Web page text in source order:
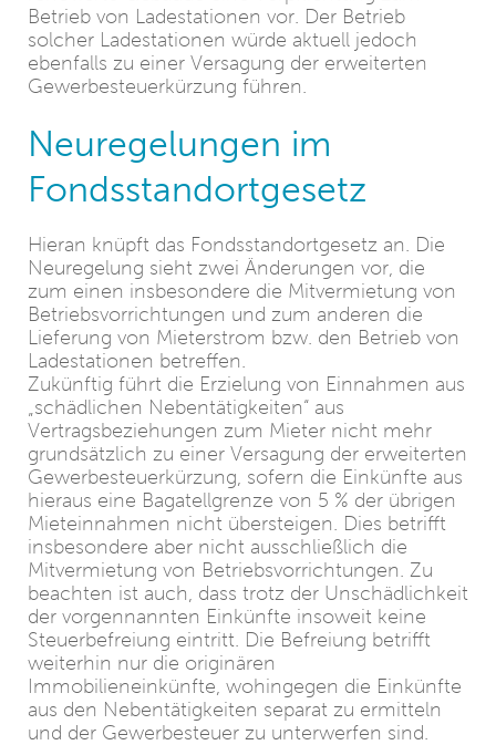
Betrieb von Ladestationen vor. Der Betrieb
solcher Ladestationen würde aktuell jedoch
ebenfalls zu einer Versagung der erweiterten
Gewerbesteuerkürzung führen.
Neuregelungen im
Fondsstandortgesetz
Hieran knüpft das Fondsstandortgesetz an. Die
Neuregelung sieht zwei Änderungen vor, die
zum einen insbesondere die Mitvermietung von
Betriebsvorrichtungen und zum anderen die
Lieferung von Mieterstrom bzw. den Betrieb von
Ladestationen betreffen.
Zukünftig führt die Erzielung von Einnahmen aus
„schädlichen Nebentätigkeiten“ aus
Vertragsbeziehungen zum Mieter nicht mehr
grundsätzlich zu einer Versagung der erweiterten
Gewerbesteuerkürzung, sofern die Einkünfte aus
hieraus eine Bagatellgrenze von 5 % der übrigen
Mieteinnahmen nicht übersteigen. Dies betrifft
insbesondere aber nicht ausschließlich die
Mitvermietung von Betriebsvorrichtungen. Zu
beachten ist auch, dass trotz der Unschädlichkeit
der vorgennannten Einkünfte insoweit keine
Steuerbefreiung eintritt. Die Befreiung betrifft
weiterhin nur die originären
Immobilieneinkünfte, wohingegen die Einkünfte
aus den Nebentätigkeiten separat zu ermitteln
und der Gewerbesteuer zu unterwerfen sind.